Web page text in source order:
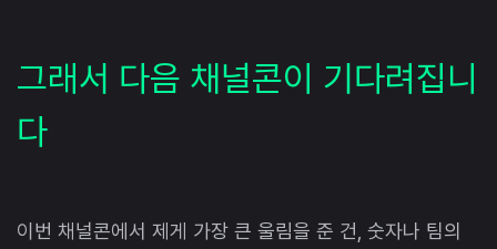
그래서 다음 채널콘이 기다려집니
다
이번 채널콘에서 제게 가장 큰 울림을 준 건, 숫자나 팀의